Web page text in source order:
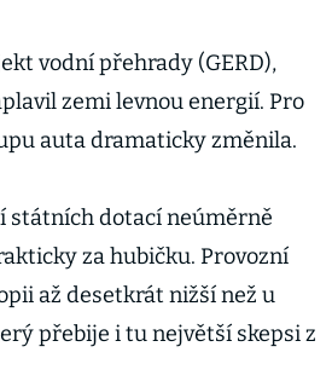
vodní přehrady (GERD),
zemi levnou energií. Pro
auta dramaticky změnila.
státních dotací neúměrně
za hubičku. Provozní
až desetkrát nižší než u
přebije i tu největší skepsi z